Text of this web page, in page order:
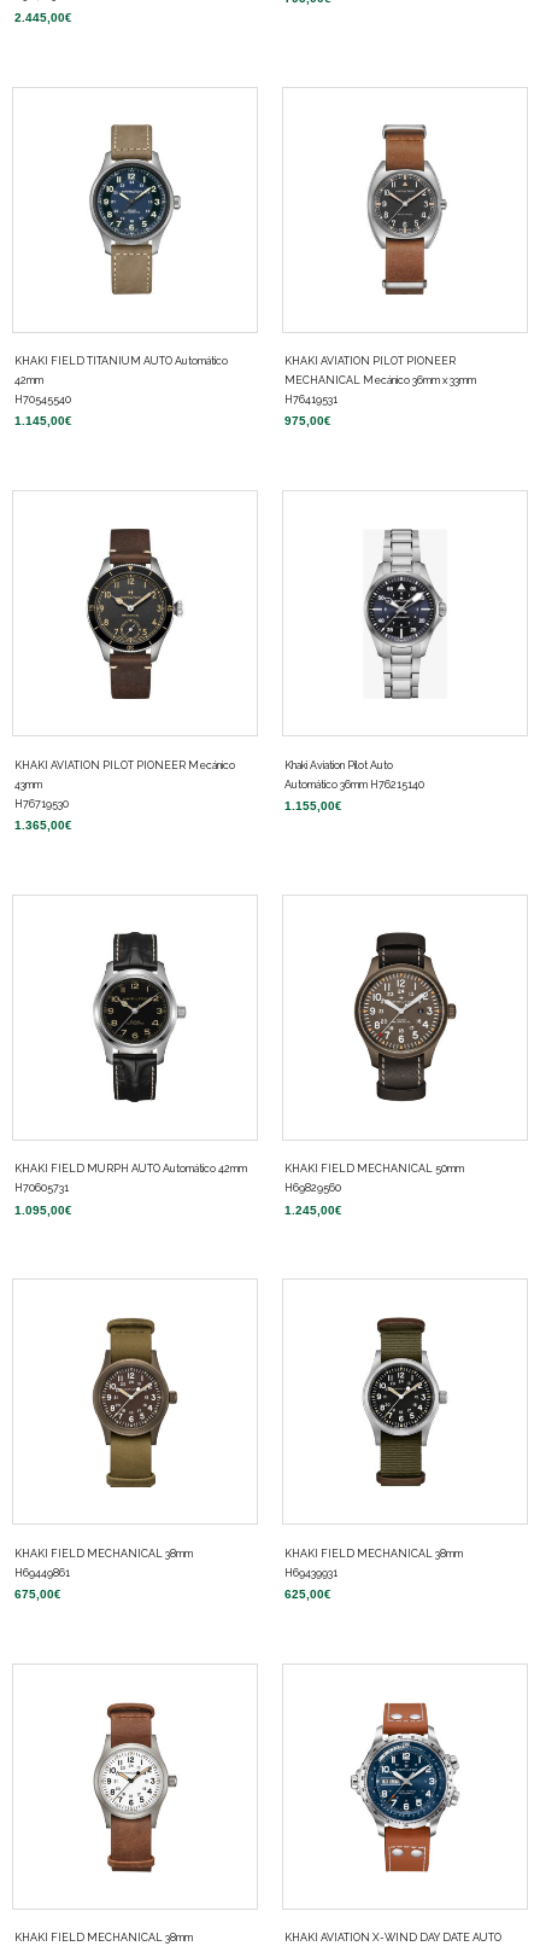
2.445,00€
KHAKI FIELD TITANIUM AUTO Automático
42mm
H70545540
1.145,00€
KHAKI AVIATION PILOT PIONEER
MECHANICAL Mecánico 36mm x 33mm
H76419531
975,00€
KHAKI AVIATION PILOT PIONEER Mecánico
43mm
H76719530
1.365,00€
Khaki Aviation Pilot Auto
Automático 36mm H76215140
1.155,00€
KHAKI FIELD MURPH AUTO Automático 42mm
H70605731
1.095,00€
KHAKI FIELD MECHANICAL 50mm
H69829560
1.245,00€
KHAKI FIELD MECHANICAL 38mm
H69449861
675,00€
KHAKI FIELD MECHANICAL 38mm
H69439931
625,00€
KHAKI FIELD MECHANICAL 38mm
KHAKI AVIATION X-WIND DAY DATE AUTO